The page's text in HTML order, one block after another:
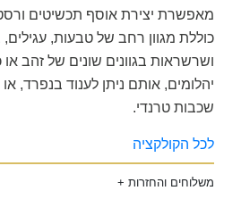
מאפשרת יצירת אוסף תכשיטים
כוללת מגוון רחב של טבעות, עגילים,
ושרשראות בגוונים שונים של זהב
יהלומים, אותם ניתן לענוד בנפרד,
שכבות טרנדי.
לכל הקולקציה
משלוחים והחזרות +